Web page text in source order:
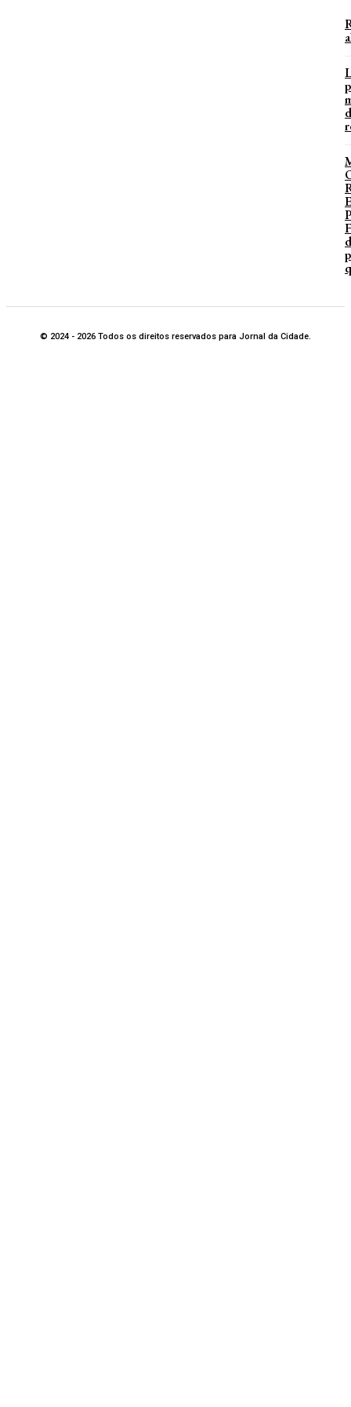
© 2024 - 2026 Todos os direitos reservados para Jornal da Cidade.